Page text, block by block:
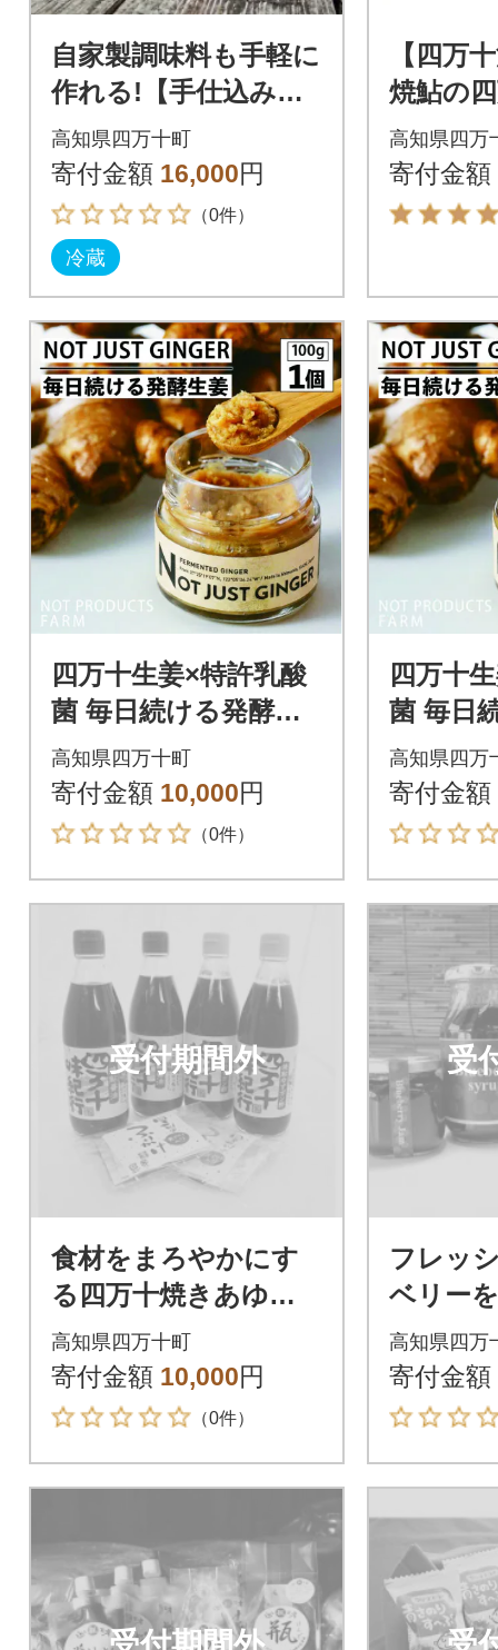
自家製調味料も手軽に
作れる!【手仕込み糀
の調味料セット】
高知県四万十町
寄付金額 16,000円
（0件）
冷蔵
【四万
焼鮎の
10
高知県四万
寄付金額
四万十生姜×特許乳酸
菌 毎日続ける発酵生
姜 「NOT JUST GING
ER」1個 Fnp-03
高知県四万十町
寄付金額 10,000円
（0件）
四万十
菌 毎日
姜 「
ER」2
高知県四万
寄付金額
受付期間外
食材をまろやかにす
る四万十焼きあゆの
だし醤油・ゆずポン
酢4本セット Ess-05
高知県四万十町
寄付金額 10,000円
（0件）
受
フレッ
ベリー
ルーベ
ロップ
セット
高知県四万
寄付金額